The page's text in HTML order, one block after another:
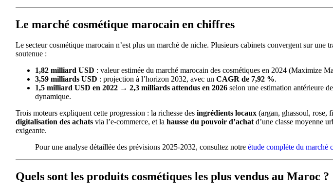
Le marché cosmétique marocain en chiffres
Le secteur cosmétique marocain n’est plus un marché de niche. Plusieurs cabinets convergent sur une
soutenue :
1,82 milliard USD : valeur estimée du marché marocain des cosmétiques en 2024 (Maximize
3,59 milliards USD : projection à l’horizon 2032, avec un CAGR de 7,92 %.
1,5 milliard USD en 2022 → 2,3 milliards attendus en 2026 selon une estimation antérieure
dynamique.
Trois moteurs expliquent cette progression : la richesse des ingrédients locaux (argan, ghassoul, rose,
digitalisation des achats via l’e-commerce, et la hausse du pouvoir d’achat d’une classe moyenne
exigeante.
Pour une analyse détaillée des prévisions 2025-2032, consultez notre étude complète du marché
Quels sont les produits cosmétiques les plus vendus au Maroc ?